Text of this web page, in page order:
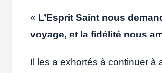
« L’Esprit Saint nous
voyage, et la fidélité nous
Il les a exhortés à continuer à